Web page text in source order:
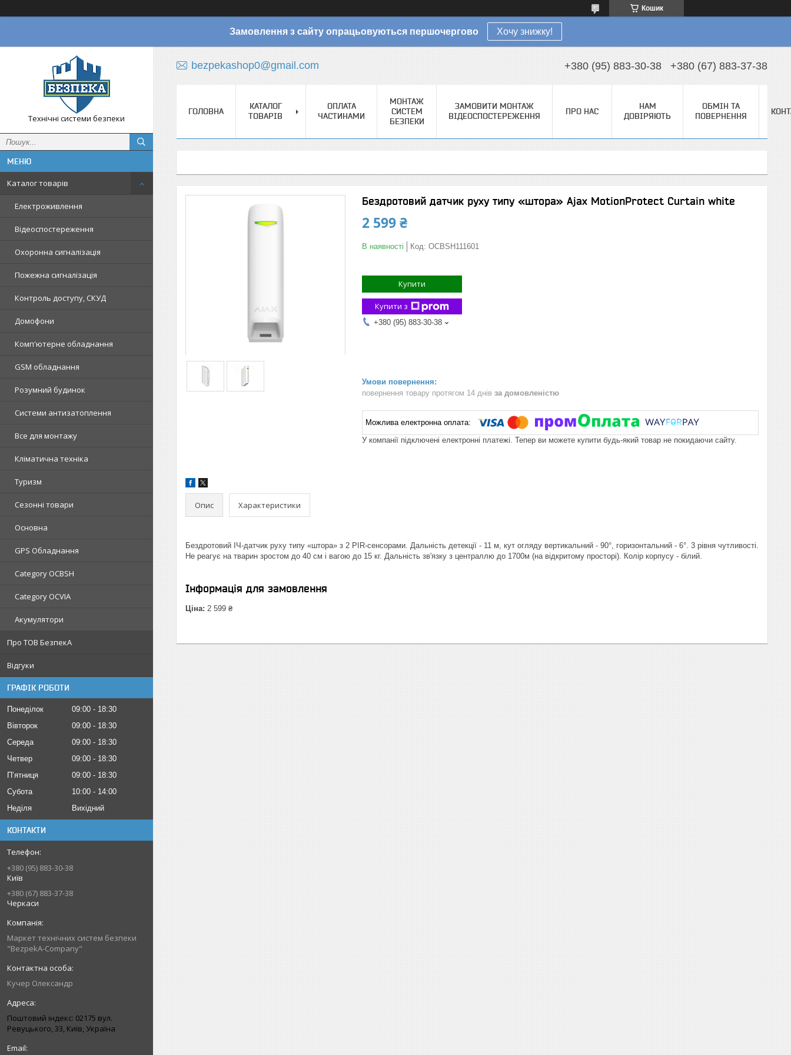
Кошик
Замовлення з сайту опрацьовуються першочергово Хочу знижку!
Технічні системи безпеки
Каталог товарів
Електроживлення
Відеоспостереження
Охоронна сигналізація
Пожежна сигналізація
Контроль доступу, СКУД
Домофони
Комп'ютерне обладнання
GSM обладнання
Розумний будинок
Системи антизатоплення
Все для монтажу
Кліматична техніка
Туризм
Сезонні товари
Основна
GPS Обладнання
Category OCBSH
Category OCVIA
Акумулятори
Про ТОВ БезпекА
Відгуки
ГРАФІК РОБОТИ
Понеділок 09:00
18:30
Вівторок
09:00
18:30
Середа
09:00
18:30
Четвер
09:00
18:30
Пʼятниця
09:00
18:30
Субота
10:00
14:00
Неділя
Вихідний
КОНТАКТИ
+380 (95) 883-30-38
Київ
+380 (67) 883-37-38
Черкаси
Маркет технічних систем безпеки
"BezpekA-Company"
Кучер Олександр
Поштовий індекс: 02175 вул.
Ревуцького, 33, Київ, Україна
bezpekashop0@gmail.com +380 (95) 883-30-38 +380 (67) 883-37-38
ГОЛОВНА
КАТАЛОГ
ТОВАРІВ
ОПЛАТА
ЧАСТИНАМИ
МОНТАЖ
СИСТЕМ
БЕЗПЕКИ
ЗАМОВИТИ МОНТАЖ
ВІДЕОСПОСТЕРЕЖЕННЯ
ПРО НАС
НАМ
ДОВІРЯЮТЬ
ОБМІН ТА
ПОВЕРНЕННЯ
Бездротовий датчик руху типу «штора» Ajax MotionProtect Curtain white
2 599 ₴
В наявності Код: OCBSH111601
Купити
Купити з
+380 (95) 883-30-38
повернення товару протягом 14 днів за домовленістю
У компанії підключені електронні платежі. Тепер ви можете купити будь-який товар не покидаючи сайту.
Опис Характеристики
Бездротовий ІЧ-датчик руху типу «штора» з 2 PIR-сенсорами. Дальність детекції - 11 м, кут огляду вертикальний - 90°, горизонтальний - 6°. 3 рівня чутливості.
Не реагує на тварин зростом до 40 см і вагою до 15 кг. Дальність зв'язку з централлю до 1700м (на відкритому просторі). Колір корпусу - білий.
Інформація для замовлення
Ціна: 2 599 ₴